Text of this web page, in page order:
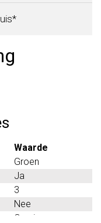
Waarde
Groen
Ja
3
Nee
Overig